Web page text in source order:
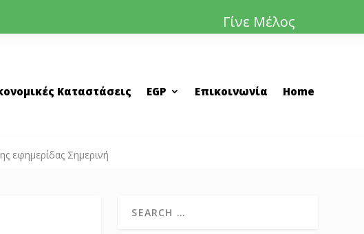
Γίνε Μέλος
Καταστάσεις EGP Επικοινωνία Home
εφημερίδας Σημερινή